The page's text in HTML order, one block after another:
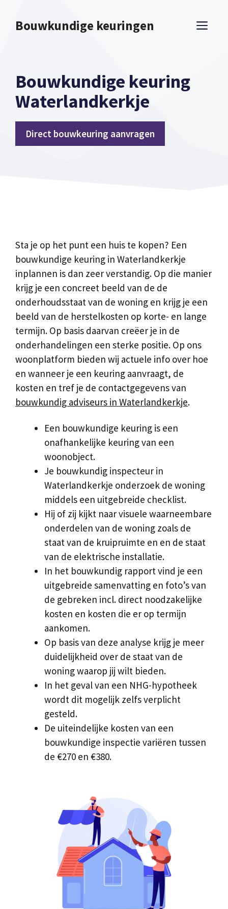
naarBouwkundige keuringen
Bouwkundige keuring
Waterlandkerkje
Direct bouwkeuring aanvragen
Sta je op het punt een huis te kopen? Een
bouwkundige keuring in Waterlandkerkje
inplannen is dan zeer verstandig. Op die manier
krijg je een concreet beeld van de de
onderhoudsstaat van de woning en krijg je een
beeld van de herstelkosten op korte- en lange
termijn. Op basis daarvan creëer je in de
onderhandelingen een sterke positie. Op ons
woonplatform bieden wij actuele info over hoe
en wanneer je een keuring aanvraagt, de
kosten en tref je de contactgegevens van
bouwkundig adviseurs in Waterlandkerkje.
Een bouwkundige keuring is een
onafhankelijke keuring van een
woonobject.
Je bouwkundig inspecteur in
Waterlandkerkje onderzoek de woning
middels een uitgebreide checklist.
Hij of zij kijkt naar visuele waarneembare
onderdelen van de woning zoals de
staat van de kruipruimte en en de staat
van de elektrische installatie.
In het bouwkundig rapport vind je een
uitgebreide samenvatting en foto’s van
de gebreken incl. direct noodzakelijke
kosten en kosten die er op termijn
aankomen.
Op basis van deze analyse krijg je meer
duidelijkheid over de staat van de
woning waarop jij wilt bieden.
In het geval van een NHG-hypotheek
wordt dit mogelijk zelfs verplicht
gesteld.
De uiteindelijke kosten van een
bouwkundige inspectie variëren tussen
de €270 en €380.